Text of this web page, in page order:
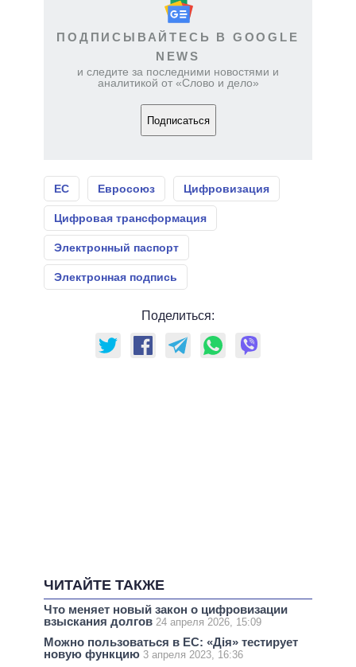
ПОДПИСЫВАЙТЕСЬ В GOOGLE
NEWS
и следите за последними новостями и
аналитикой от «Слово и дело»
Подписаться
ЕС Евросоюз Цифровизация
Цифровая трансформация
Электронный паспорт
Электронная подпись
Поделиться:
ЧИТАЙТЕ ТАКЖЕ
Что меняет новый закон о цифровизации
взыскания долгов 24 апреля 2026, 15:09
Можно пользоваться в ЕС: «Дія» тестирует
новую функцию 3 апреля 2023, 16:36